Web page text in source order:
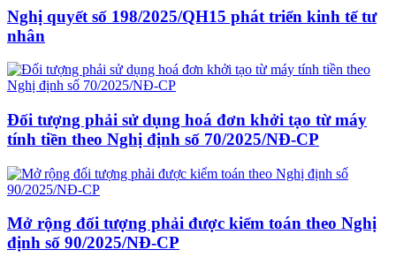
Nghị quyết số 198/2025/QH15 phát triển kinh tế tư
nhân
Đối tượng phải sử dụng hoá đơn khởi tạo từ máy
tính tiền theo Nghị định số 70/2025/NĐ-CP
Mở rộng đối tượng phải được kiểm toán theo Nghị
định số 90/2025/NĐ-CP